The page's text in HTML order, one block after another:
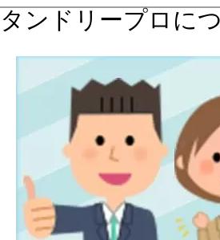
タンドリープロに